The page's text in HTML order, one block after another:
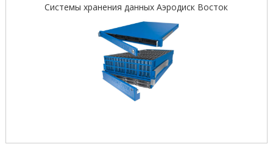
Системы хранения данных Аэродиск Восток